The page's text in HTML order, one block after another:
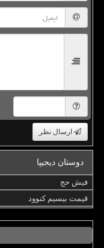
= ۱ بعلاوه ۳
ارسال نظر
دوستان دیجیپا
فیش حج
قیمت بیسیم کنوود